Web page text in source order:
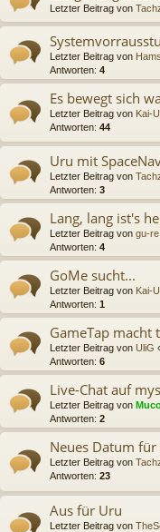
Letzter Beitrag von
Letzter Beitrag von
Antworten: 4
Es bewegt sich
Letzter Beitrag von Kai-
Antworten: 44
Uru mit
Letzter Beitrag von
Antworten: 3
Lang, lang ist's
Letzter Beitrag von gu-re
Antworten: 4
GoMe sucht...
Letzter Beitrag von Kai-
Antworten: 1
GameTap macht
Letzter Beitrag von UliG
Antworten: 6
Live-Chat auf
Letzter Beitrag von
Antworten: 2
Neues Datum
Letzter Beitrag von
Antworten: 23
Aus für Uru
Letzter Beitrag von